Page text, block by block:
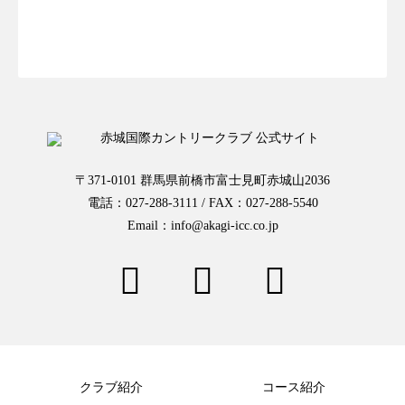
〒371-0101 群馬県前橋市富士見町赤城山2036
電話：027-288-3111 / FAX：027-288-5540
Email：info@akagi-icc.co.jp
クラブ紹介 コース紹介